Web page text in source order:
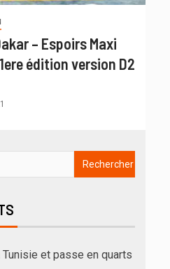
– Espoirs Maxi
édition version D2
et passe en quarts